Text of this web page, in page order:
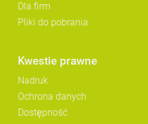
Dla firm
Pliki do pobrania
Kwestie prawne
Nadruk
Ochrona danych
Dostępność